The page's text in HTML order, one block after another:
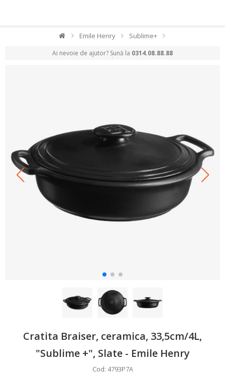
Emile Henry Sublime+
Ai nevoie de ajutor? Sună la 0314.08.88.88
Cratita Braiser, ceramica, 33,5cm/4L,
"Sublime +", Slate - Emile Henry
Cod: 4793P7A